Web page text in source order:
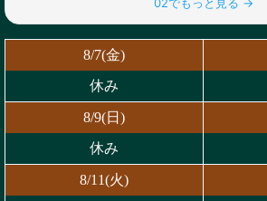
8/7(金)
休み
8/9(日)
休み
8/11(火)